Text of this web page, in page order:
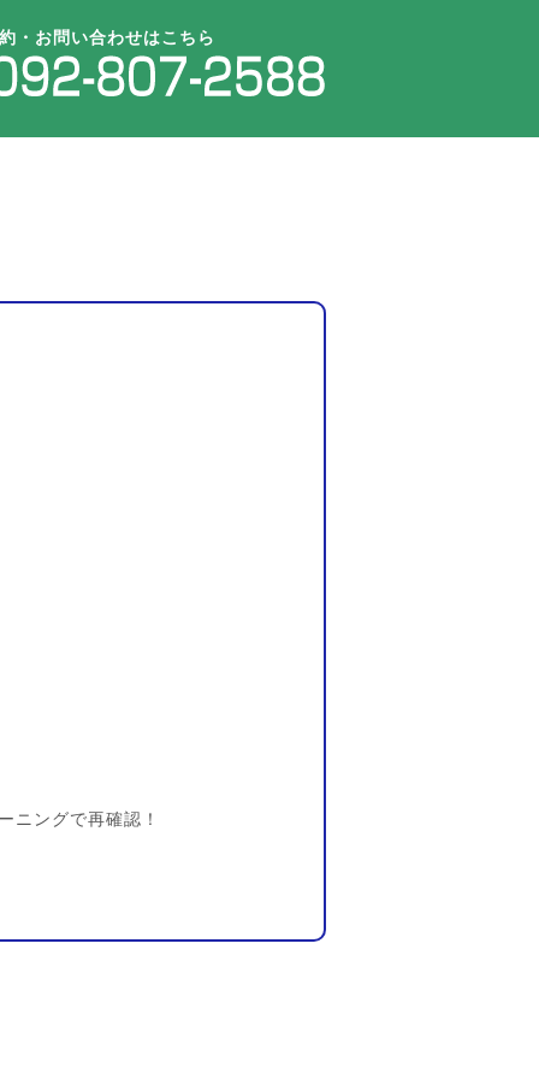
・お問い合わせはこちら
ニングで再確認！